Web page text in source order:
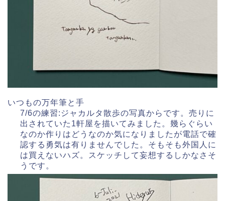
いつもの万年筆と手
7/6の練習:ジャカルタ散歩の写真からです。売りに
出されていた1軒屋を描いてみました。幾らぐらい
なのか作りはどうなのか気になりましたが電話で確
認する勇気は有りませんでした。そもそも外国人に
は買えないハズ。スケッチして妄想するしかなさそ
うです。